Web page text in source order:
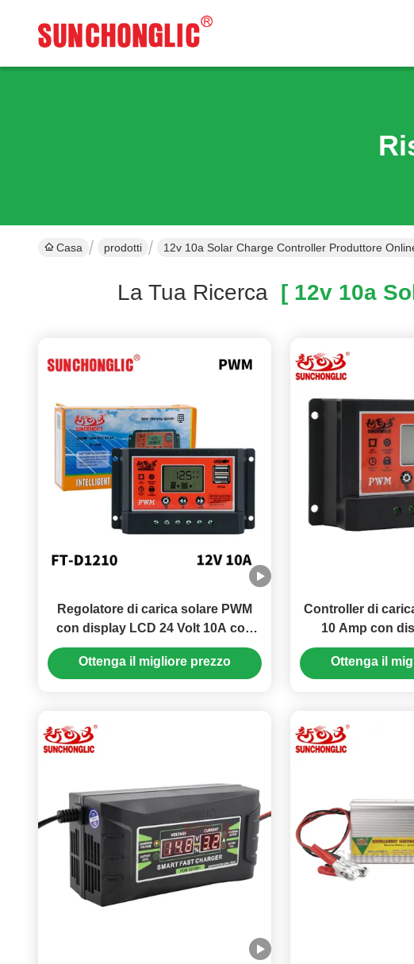
Casa prodotti 12v 10a Solar Charge Controller Produttore
La Tua Ricerca [ 12v 10a
Regolatore di carica solare PWM
con display LCD 24 Volt 10A con
impostazioni manuali e uscita USB
Ottenga il migliore prezzo
Controller di
10 Amp con
sistemi a
Ottenga il